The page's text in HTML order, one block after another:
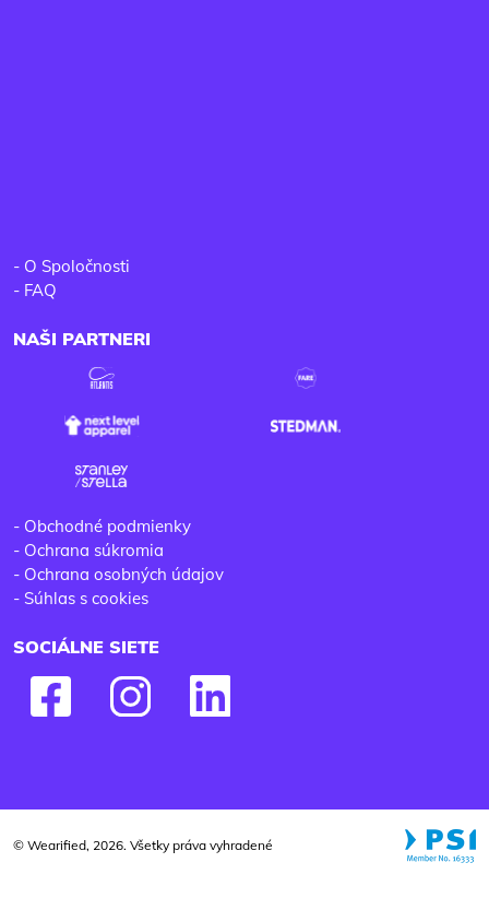
- O Spoločnosti
- FAQ
NAŠI PARTNERI
- Obchodné podmienky
- Ochrana súkromia
- Ochrana osobných údajov
- Súhlas s cookies
SOCIÁLNE SIETE
© Wearified, 2026. Všetky práva vyhradené